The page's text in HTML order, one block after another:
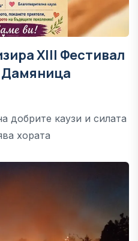
XIII Фестивал
Дамяница
добрите каузи и силата
хората